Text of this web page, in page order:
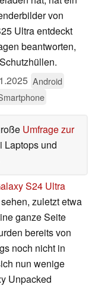
von
Ultra entdeckt
beantworten,
Android
Umfrage zur
und
S24 Ultra
zuletzt etwa
ganze Seite
bereits von
noch nicht in
nun wenige
Unpacked